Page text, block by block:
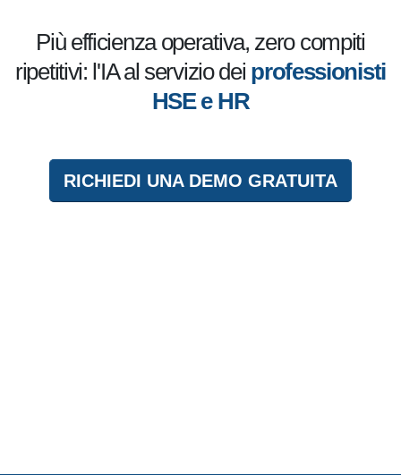
Più efficienza operativa, zero compiti
ripetitivi: l'IA al servizio dei
RICHIEDI UNA DEMO GRATUITA